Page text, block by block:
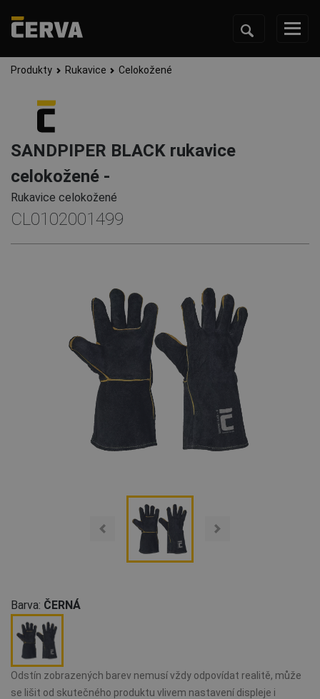
Produkty Rukavice Celokožené
SANDPIPER BLACK rukavice
celokožené -
Rukavice celokožené
CL0102001499
Barva: ČERNÁ
Odstín zobrazených barev nemusí vždy odpovídat realitě, může
se lišit od skutečného produktu vlivem nastavení displeje i